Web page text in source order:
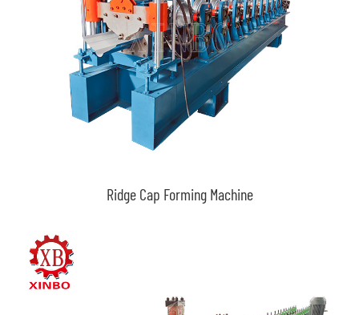
Ridge Cap Forming Machine